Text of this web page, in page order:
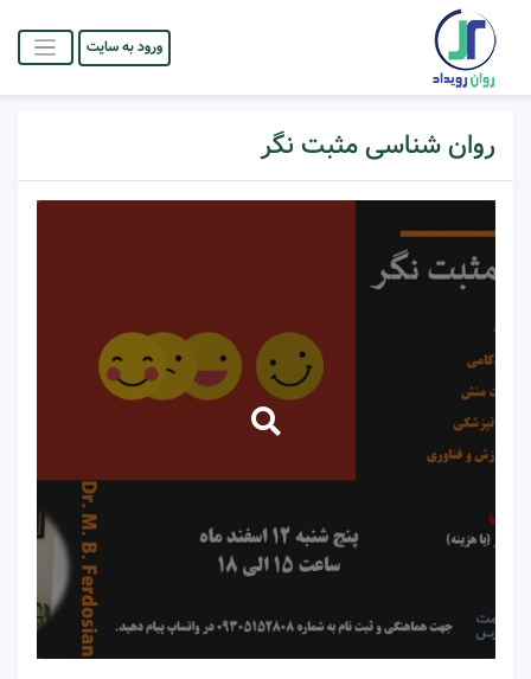
ورود به سایت
روان شناسی مثبت نگر